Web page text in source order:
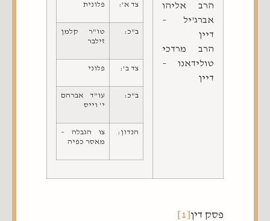
הרב אליהו
אברג'יל –
דיין
הרב מרדכי
טולידאנו –
דיין
צד א': פלונית
ב"כ:
טו"ר קלמן
זילבר
צד ב': פלוני
ב"כ:
עו"ד אברהם
י' וייס
הנדון:
צו הגבלה –
מאסר כפיה
פסק דין [1]